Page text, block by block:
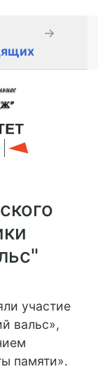
→
участие
вальс»,
памяти».